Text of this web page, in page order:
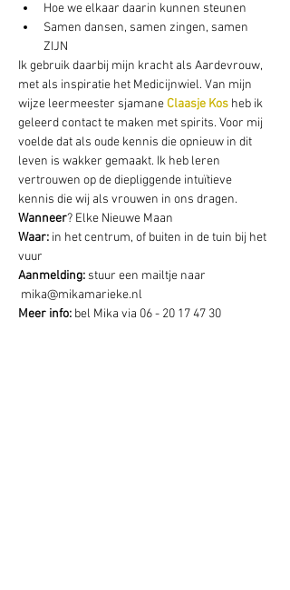
Hoe we elkaar daarin kunnen steunen
Samen dansen, samen zingen, samen
ZIJN
Ik gebruik daarbij mijn kracht als Aardevrouw,
met als inspiratie het Medicijnwiel. Van mijn
wijze leermeester sjamane Claasje Kos heb ik
geleerd contact te maken met spirits. Voor mij
voelde dat als oude kennis die opnieuw in dit
leven is wakker gemaakt. Ik heb leren
vertrouwen op de diepliggende intuïtieve
kennis die wij als vrouwen in ons dragen.
Wanneer? Elke Nieuwe Maan
Waar: in het centrum, of buiten in de tuin bij het
vuur
Aanmelding: stuur een mailtje naar
mika@mikamarieke.nl
Meer info: bel Mika via 06 - 20 17 47 30